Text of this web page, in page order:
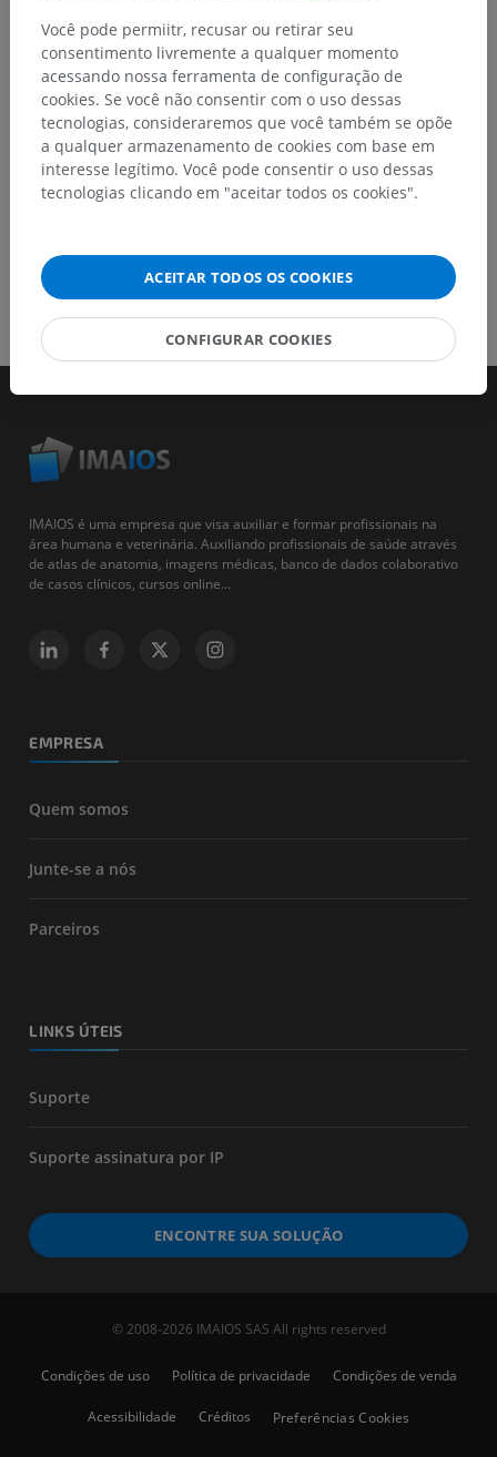
Relatar um problema
BAIXE O APLICATIVO
IMAIOS é uma empresa que visa auxiliar e formar profissionais na
área humana e veterinária. Auxiliando profissionais de saúde através
de atlas de anatomia, imagens médicas, banco de dados colaborativo
de casos clínicos, cursos online...
EMPRESA
Quem somos
Junte-se a nós
Parceiros
LINKS ÚTEIS
Suporte
Suporte assinatura por IP
ENCONTRE SUA SOLUÇÃO
© 2008-2026 IMAIOS SAS All rights reserved
Condições de uso Política de privacidade Condições de venda
Acessibilidade Créditos Preferências Cookies
Você pode permiitr, recusar ou retirar seu
consentimento livremente a qualquer momento
acessando nossa ferramenta de configuração de
cookies. Se você não consentir com o uso dessas
tecnologias, consideraremos que você também se opõe
a qualquer armazenamento de cookies com base em
interesse legítimo. Você pode consentir o uso dessas
tecnologias clicando em "aceitar todos os cookies".
ACEITAR TODOS OS COOKIES
CONFIGURAR COOKIES